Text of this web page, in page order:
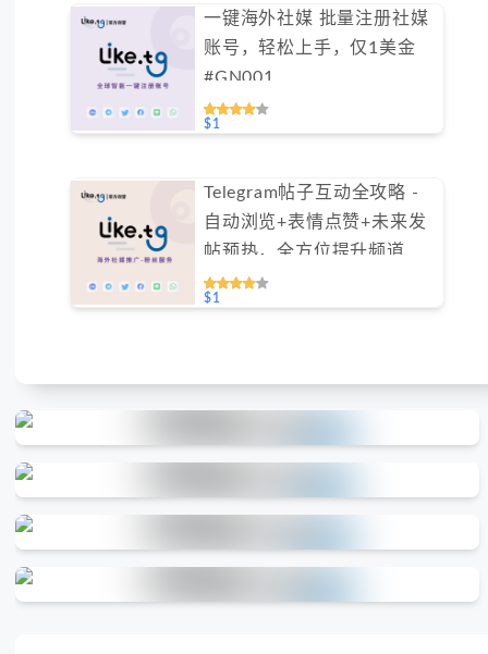
一键海外社媒 批量注册社媒
账号，轻松上手，仅1美金
#GN001
$1
Telegram帖子互动全攻略 -
自动浏览+表情点赞+未来发
帖预热，全方位提升频道活
跃度（不支持免费测试）
$1